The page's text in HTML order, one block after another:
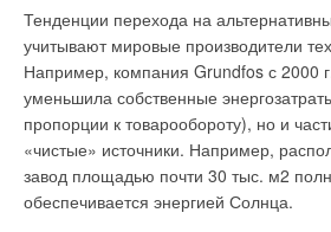
Тенденции перехода на
учитывают мировые производители
Например, компания Grundfos с 2000
уменьшила собственные
пропорции к товарообороту), но и
«чистые» источники. Например,
завод площадью почти 30 тыс. м2
обеспечивается энергией Солнца.
имеющий вытяжную часть,
С другой стороны, воздух, который
значительных расходах
атмосферы через вытяжку, увлекается
стоками в наружную канализационную
канализационному стояку.
стоков при своем движении увлекать
эжектирующей способностью. С